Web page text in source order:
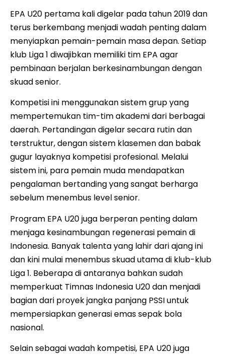
EPA U20 pertama kali digelar pada tahun 2019 dan
terus berkembang menjadi wadah penting dalam
menyiapkan pemain-pemain masa depan. Setiap
klub Liga 1 diwajibkan memiliki tim EPA agar
pembinaan berjalan berkesinambungan dengan
skuad senior.
Kompetisi ini menggunakan sistem grup yang
mempertemukan tim-tim akademi dari berbagai
daerah. Pertandingan digelar secara rutin dan
terstruktur, dengan sistem klasemen dan babak
gugur layaknya kompetisi profesional. Melalui
sistem ini, para pemain muda mendapatkan
pengalaman bertanding yang sangat berharga
sebelum menembus level senior.
Program EPA U20 juga berperan penting dalam
menjaga kesinambungan regenerasi pemain di
Indonesia. Banyak talenta yang lahir dari ajang ini
dan kini mulai menembus skuad utama di klub-klub
Liga 1. Beberapa di antaranya bahkan sudah
memperkuat Timnas Indonesia U20 dan menjadi
bagian dari proyek jangka panjang PSSI untuk
mempersiapkan generasi emas sepak bola
nasional.
Selain sebagai wadah kompetisi, EPA U20 juga